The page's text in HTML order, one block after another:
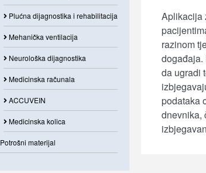
Plućna dijagnostika i rehabilitacija
Mehanička ventilacija
Neurološka dijagnostika
Medicinska računala
ACCUVEIN
Medicinska kolica
Potrošni materijal
Aplikacija
razinom
događaja.
da ugradi
podataka
dnevnika,